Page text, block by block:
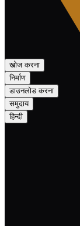
खोज करना
निर्माण
डाउनलोड करना
समुदाय
हिन्दी